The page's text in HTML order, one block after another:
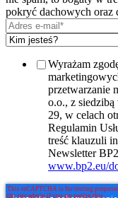
pokryć dachowych oraz
Wyrażam
przetwarzanie
o.o., z
29, w celach
Regulamin
treść klauzuli
Newsletter
www.bp2.eu/